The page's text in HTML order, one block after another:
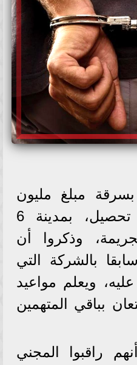
مبلغ مليون
جنيه، من مندوب تحصيل، بمدينة 6
وذكروا أن
بالشركة التي
ويعلم مواعيد
بباقي المتهمين
راقبوا المجني